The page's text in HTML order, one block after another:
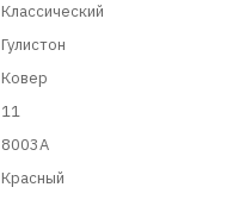
Классический
Гулистон
Ковер
11
8003A
Красный